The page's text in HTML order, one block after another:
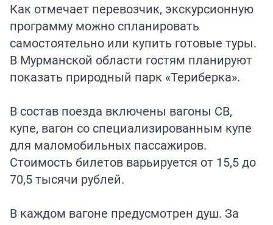
Как отмечает перевозчик, экскурсионную
программу можно спланировать
самостоятельно или купить готовые туры.
В Мурманской области гостям планируют
показать природный парк «Териберка».
В состав поезда включены вагоны СВ,
купе, вагон со специализированным купе
для маломобильных пассажиров.
Стоимость билетов варьируется от 15,5 до
70,5 тысячи рублей.
В каждом вагоне предусмотрен душ. За